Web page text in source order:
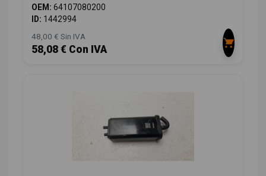
OEM: 64107080200
ID: 1442994
48,00 € Sin IVA
58,08 € Con IVA